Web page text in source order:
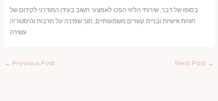
בסופו של דבר, שירותי הליווי הפכו לאמצעי חשוב בעידן המודרני לקידום של
חוויות אישיות ובניית קשרים משמעותיים, תוך שמירה על תרבות והיסטוריה
← Previous Post Next Post →